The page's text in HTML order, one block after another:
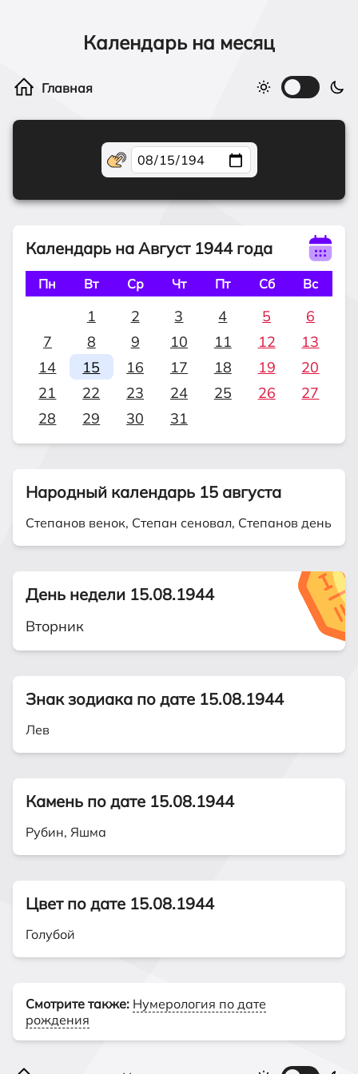
Календарь на месяц
Календарь на Август 1944 года
Пн Вт Ср Чт Пт Сб Вс
1 2 3 4 5
6
7
8 9 10 11 12
13
14
15 16 17 18 19
20
21
22 23 24 25 26
27
28
29 30 31
Народный календарь 15 августа
Степанов венок, Степан сеновал, Степанов день
День недели 15.08.1944
Вторник
Знак зодиака по дате 15.08.1944
Лев
Камень по дате 15.08.1944
Рубин, Яшма
Цвет по дате 15.08.1944
Голубой
Смотрите также: Нумерология по дате
рождения